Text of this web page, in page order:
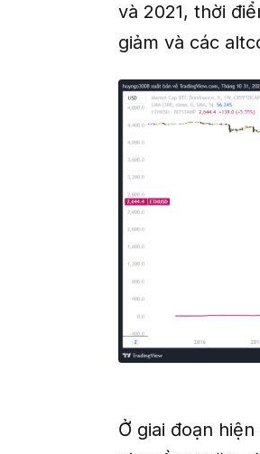
và 2021, thời
giảm và các
Ở giai đoạn